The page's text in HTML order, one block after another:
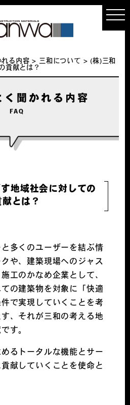
t
o
れる内容 > 三和について > (株)三和
貢献とは？
く聞かれる内容
FAQ
地域社会に対しての
献とは？
多くのユーザーを結ぶ情
や、建築現場へのジャス
工のかなめ企業として、
の建築物を対象に「快適
で実現していくことを考
、それが三和の考える地
す。
るトータルな機能とサー
献していくことを使命と